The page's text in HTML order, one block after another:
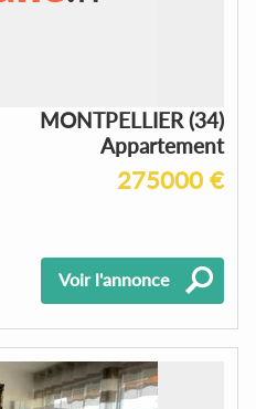
MONTPELLIER (34)
Appartement
275000 €
Voir l'annonce